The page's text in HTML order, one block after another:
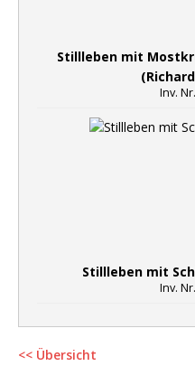
Stillleben mit
Inv.
Stillleben mit
Inv.
<< Übersicht